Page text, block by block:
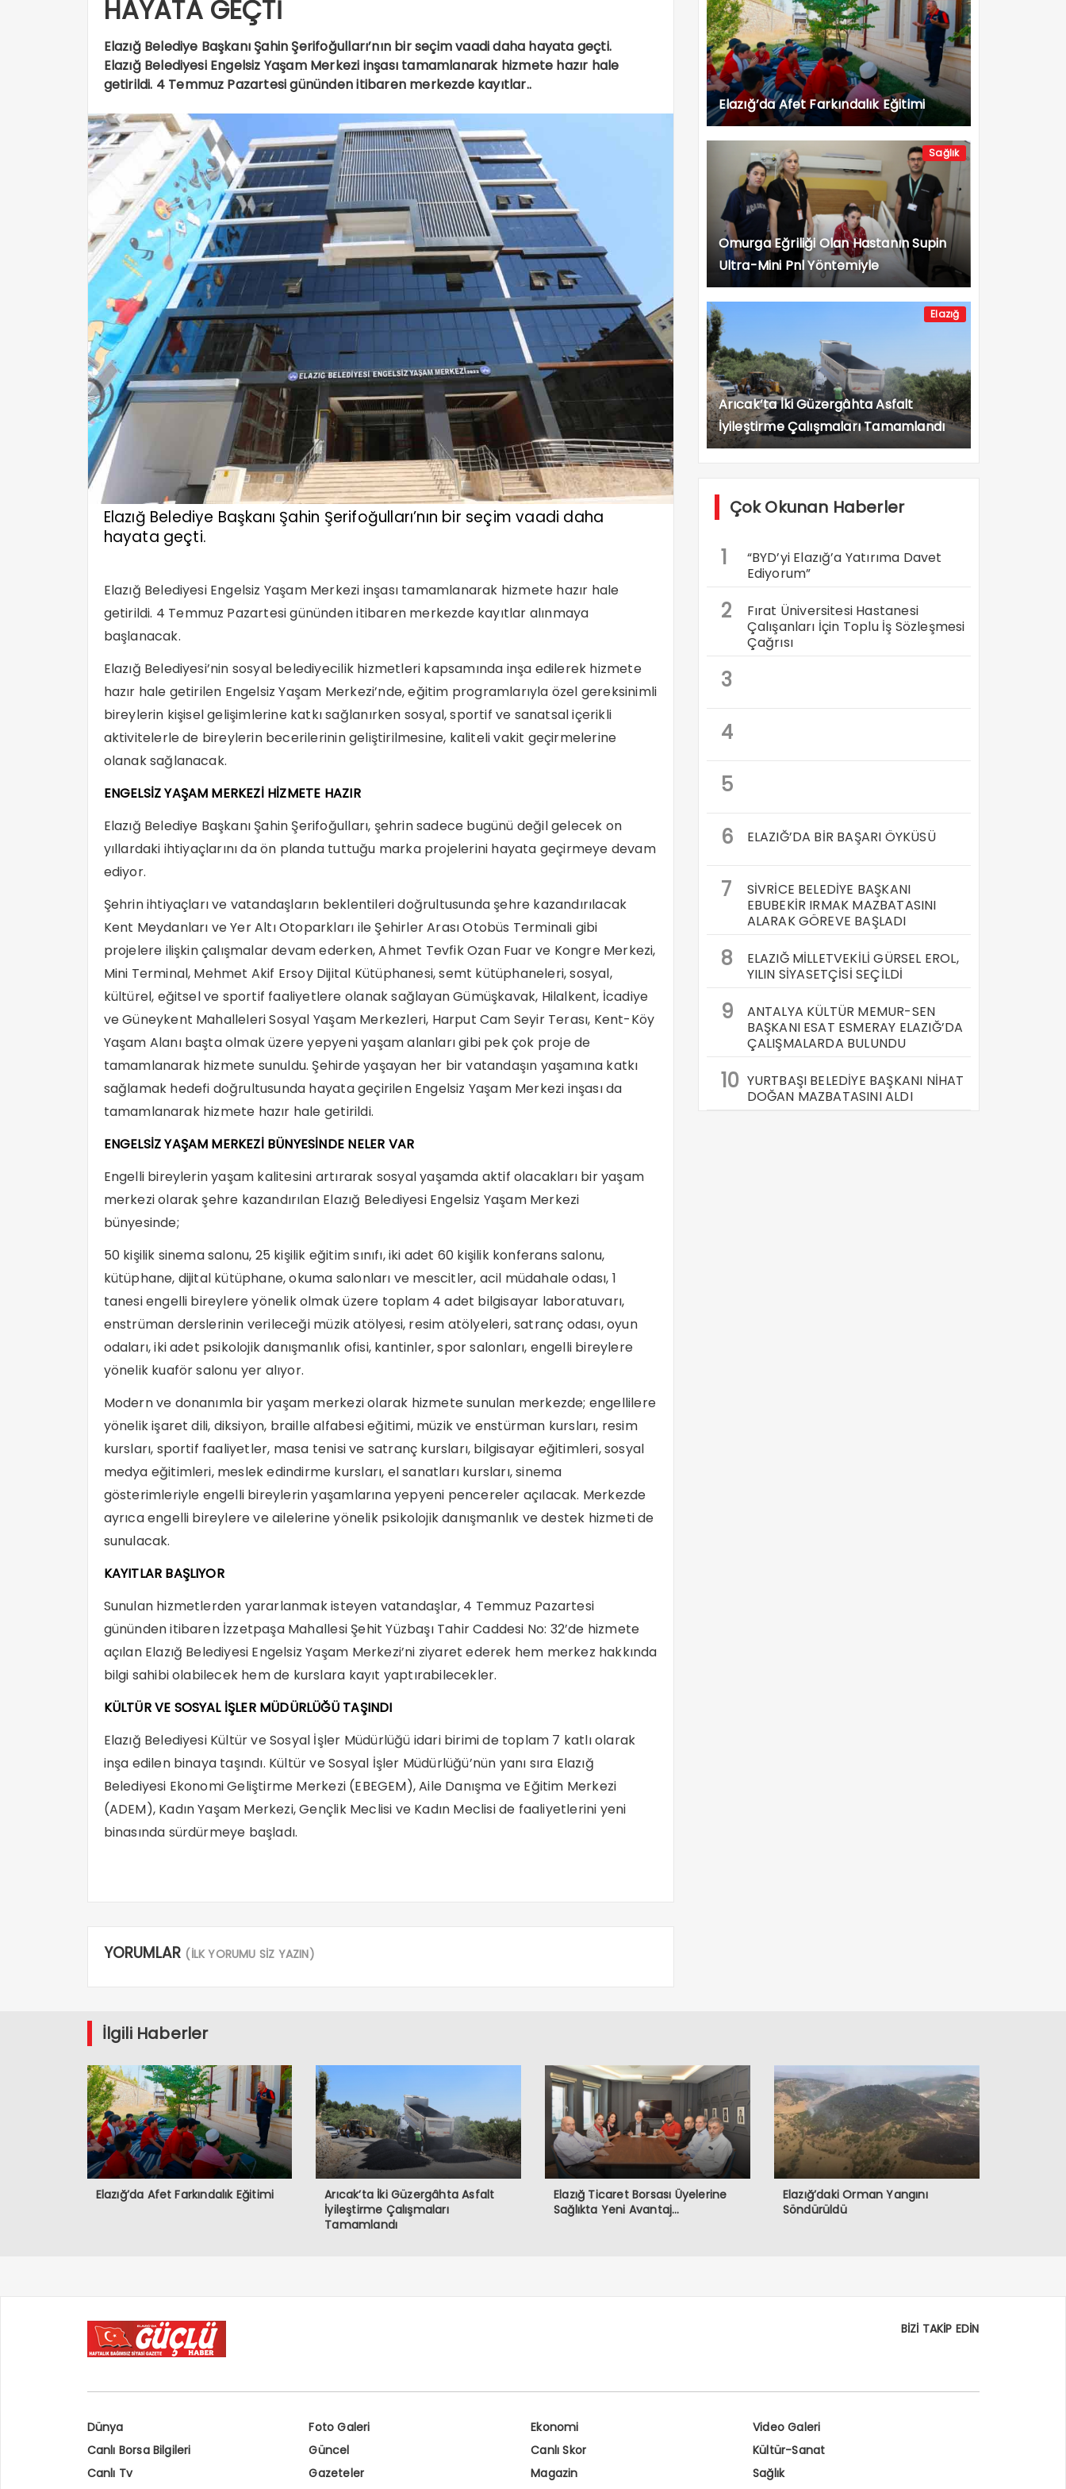
HAYATA GEÇTİ
Elazığ Belediye Başkanı Şahin Şerifoğulları’nın bir seçim vaadi daha hayata geçti.
Elazığ Belediyesi Engelsiz Yaşam Merkezi inşası tamamlanarak hizmete hazır hale
getirildi. 4 Temmuz Pazartesi gününden itibaren merkezde kayıtlar..
Elazığ Belediye Başkanı Şahin Şerifoğulları’nın bir seçim vaadi daha
hayata geçti.
Elazığ Belediyesi Engelsiz Yaşam Merkezi inşası tamamlanarak hizmete hazır hale
getirildi. 4 Temmuz Pazartesi gününden itibaren merkezde kayıtlar alınmaya
başlanacak.
Elazığ Belediyesi’nin sosyal belediyecilik hizmetleri kapsamında inşa edilerek hizmete
hazır hale getirilen Engelsiz Yaşam Merkezi’nde, eğitim programlarıyla özel gereksinimli
bireylerin kişisel gelişimlerine katkı sağlanırken sosyal, sportif ve sanatsal içerikli
aktivitelerle de bireylerin becerilerinin geliştirilmesine, kaliteli vakit geçirmelerine
olanak sağlanacak.
ENGELSİZ YAŞAM MERKEZİ HİZMETE HAZIR
Elazığ Belediye Başkanı Şahin Şerifoğulları, şehrin sadece bugünü değil gelecek on
yıllardaki ihtiyaçlarını da ön planda tuttuğu marka projelerini hayata geçirmeye devam
ediyor.
Şehrin ihtiyaçları ve vatandaşların beklentileri doğrultusunda şehre kazandırılacak
Kent Meydanları ve Yer Altı Otoparkları ile Şehirler Arası Otobüs Terminali gibi
projelere ilişkin çalışmalar devam ederken, Ahmet Tevfik Ozan Fuar ve Kongre Merkezi,
Mini Terminal, Mehmet Akif Ersoy Dijital Kütüphanesi, semt kütüphaneleri, sosyal,
kültürel, eğitsel ve sportif faaliyetlere olanak sağlayan Gümüşkavak, Hilalkent, İcadiye
ve Güneykent Mahalleleri Sosyal Yaşam Merkezleri, Harput Cam Seyir Terası, Kent-Köy
Yaşam Alanı başta olmak üzere yepyeni yaşam alanları gibi pek çok proje de
tamamlanarak hizmete sunuldu. Şehirde yaşayan her bir vatandaşın yaşamına katkı
sağlamak hedefi doğrultusunda hayata geçirilen Engelsiz Yaşam Merkezi inşası da
tamamlanarak hizmete hazır hale getirildi.
ENGELSİZ YAŞAM MERKEZİ BÜNYESİNDE NELER VAR
Engelli bireylerin yaşam kalitesini artırarak sosyal yaşamda aktif olacakları bir yaşam
merkezi olarak şehre kazandırılan Elazığ Belediyesi Engelsiz Yaşam Merkezi
bünyesinde;
50 kişilik sinema salonu, 25 kişilik eğitim sınıfı, iki adet 60 kişilik konferans salonu,
kütüphane, dijital kütüphane, okuma salonları ve mescitler, acil müdahale odası, 1
tanesi engelli bireylere yönelik olmak üzere toplam 4 adet bilgisayar laboratuvarı,
enstrüman derslerinin verileceği müzik atölyesi, resim atölyeleri, satranç odası, oyun
odaları, iki adet psikolojik danışmanlık ofisi, kantinler, spor salonları, engelli bireylere
yönelik kuaför salonu yer alıyor.
Modern ve donanımla bir yaşam merkezi olarak hizmete sunulan merkezde; engellilere
yönelik işaret dili, diksiyon, braille alfabesi eğitimi, müzik ve enstürman kursları, resim
kursları, sportif faaliyetler, masa tenisi ve satranç kursları, bilgisayar eğitimleri, sosyal
medya eğitimleri, meslek edindirme kursları, el sanatları kursları, sinema
gösterimleriyle engelli bireylerin yaşamlarına yepyeni pencereler açılacak. Merkezde
ayrıca engelli bireylere ve ailelerine yönelik psikolojik danışmanlık ve destek hizmeti de
sunulacak.
KAYITLAR BAŞLIYOR
Sunulan hizmetlerden yararlanmak isteyen vatandaşlar, 4 Temmuz Pazartesi
gününden itibaren İzzetpaşa Mahallesi Şehit Yüzbaşı Tahir Caddesi No: 32’de hizmete
açılan Elazığ Belediyesi Engelsiz Yaşam Merkezi’ni ziyaret ederek hem merkez hakkında
bilgi sahibi olabilecek hem de kurslara kayıt yaptırabilecekler.
KÜLTÜR VE SOSYAL İŞLER MÜDÜRLÜĞÜ TAŞINDI
Elazığ Belediyesi Kültür ve Sosyal İşler Müdürlüğü idari birimi de toplam 7 katlı olarak
inşa edilen binaya taşındı. Kültür ve Sosyal İşler Müdürlüğü’nün yanı sıra Elazığ
Belediyesi Ekonomi Geliştirme Merkezi (EBEGEM), Aile Danışma ve Eğitim Merkezi
(ADEM), Kadın Yaşam Merkezi, Gençlik Meclisi ve Kadın Meclisi de faaliyetlerini yeni
binasında sürdürmeye başladı.
YORUMLAR (İLK YORUMU SİZ YAZIN)
Elazığ’da Afet Farkındalık Eğitimi
Sağlık
Omurga Eğriliği Olan Hastanın Supin
Ultra-Mini Pnl Yöntemiyle
Böbreğindeki Taşlar Alındı
Elazığ
Arıcak’ta İki Güzergâhta Asfalt
İyileştirme Çalışmaları Tamamlandı
Çok Okunan Haberler
1
“BYD’yi Elazığ’a Yatırıma Davet
Ediyorum”
2
Fırat Üniversitesi Hastanesi
Çalışanları İçin Toplu İş Sözleşmesi
Çağrısı
3
4
5
6
ELAZIĞ’DA BİR BAŞARI ÖYKÜSÜ
7
SİVRİCE BELEDİYE BAŞKANI
EBUBEKİR IRMAK MAZBATASINI
ALARAK GÖREVE BAŞLADI
8
ELAZIĞ MİLLETVEKİLİ GÜRSEL EROL,
YILIN SİYASETÇİSİ SEÇİLDİ
9
ANTALYA KÜLTÜR MEMUR-SEN
BAŞKANI ESAT ESMERAY ELAZIĞ’DA
ÇALIŞMALARDA BULUNDU
10 YURTBAŞI BELEDİYE BAŞKANI NİHAT
DOĞAN MAZBATASINI ALDI
İlgili Haberler
Elazığ’da Afet Farkındalık Eğitimi
Arıcak’ta İki Güzergâhta Asfalt
İyileştirme Çalışmaları
Tamamlandı
Elazığ Ticaret Borsası Üyelerine
Sağlıkta Yeni Avantaj…
Elazığ’daki Orman Yangını
Söndürüldü
BİZİ TAKİP EDİN
Dünya Foto Galeri Ekonomi
Video Galeri
Canlı Borsa Bilgileri
Güncel Canlı Skor
Kültür-Sanat
Canlı Tv
Gazeteler Magazin
Sağlık